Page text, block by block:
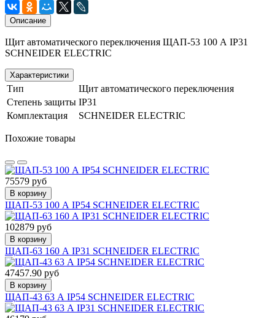
Описание
Щит автоматического переключения ЩАП-53 100 А IP31
SCHNEIDER ELECTRIC
Характеристики
Тип
Щит автоматического переключения
Степень защиты IP31
Комплектация
SCHNEIDER ELECTRIC
Похожие товары
75579 руб
В корзину
ЩАП-53 100 А IP54 SCHNEIDER ELECTRIC
102879 руб
В корзину
ЩАП-63 160 А IP31 SCHNEIDER ELECTRIC
47457.90 руб
В корзину
ЩАП-43 63 А IP54 SCHNEIDER ELECTRIC